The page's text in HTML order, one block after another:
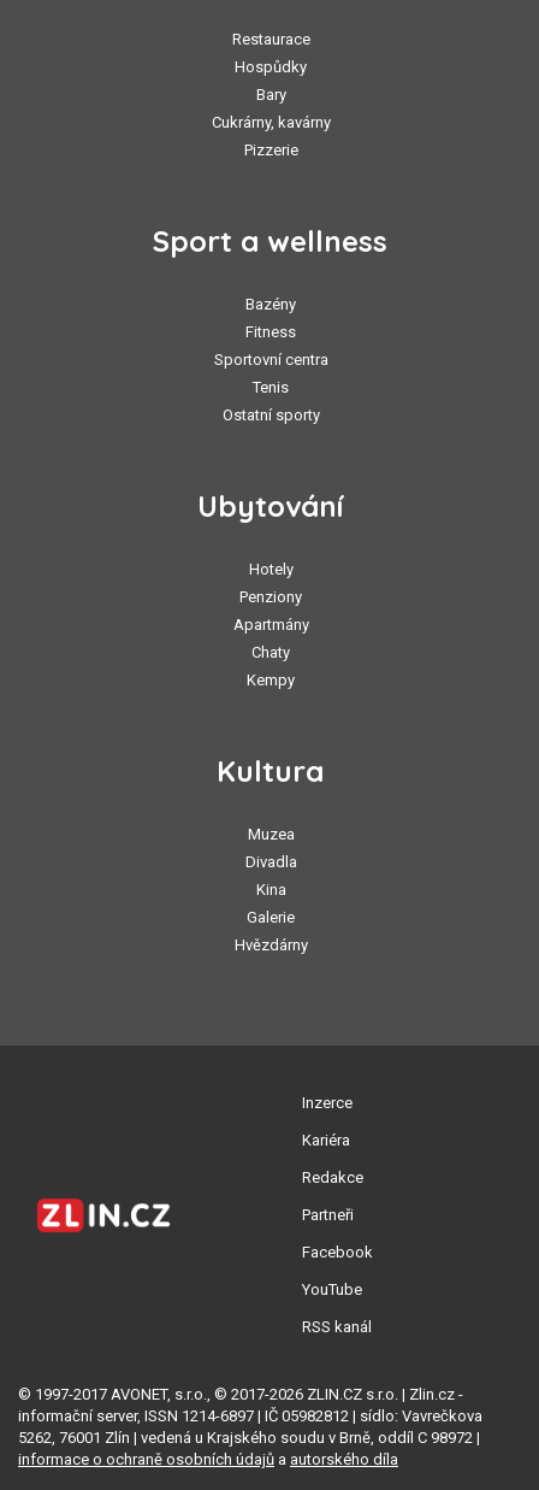
Restaurace
Hospůdky
Bary
Cukrárny, kavárny
Pizzerie
Sport a wellness
Bazény
Fitness
Sportovní centra
Tenis
Ostatní sporty
Ubytování
Hotely
Penziony
Apartmány
Chaty
Kempy
Kultura
Muzea
Divadla
Kina
Galerie
Hvězdárny
Inzerce
Kariéra
Redakce
Partneři
Facebook
YouTube
RSS kanál
© 1997-2017 AVONET, s.r.o., © 2017-2026 ZLIN.CZ s.r.o. | Zlin.cz -
informační server, ISSN 1214-6897 | IČ 05982812 | sídlo: Vavrečkova
5262, 76001 Zlín | vedená u Krajského soudu v Brně, oddíl C 98972 |
informace o ochraně osobních údajů a autorského díla